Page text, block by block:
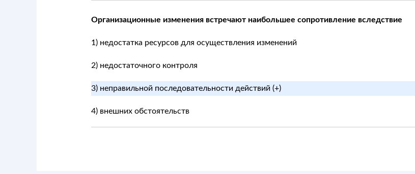
Организационные изменения встречают наибольшее сопротивление вследствие
1) недостатка ресурсов для осуществления изменений
2) недостаточного контроля
3) неправильной последовательности действий (+)
4) внешних обстоятельств